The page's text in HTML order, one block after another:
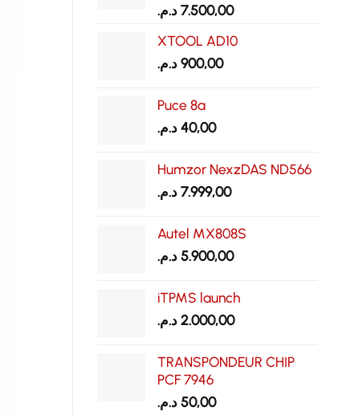
7.500,00د.م.
XTOOL AD10
900,00د.م.
Puce 8a
40,00د.م.
Humzor NexzDAS ND566
7.999,00د.م.
Autel MX808S
5.900,00د.م.
iTPMS launch
2.000,00د.م.
TRANSPONDEUR CHIP
PCF 7946
50,00د.م.